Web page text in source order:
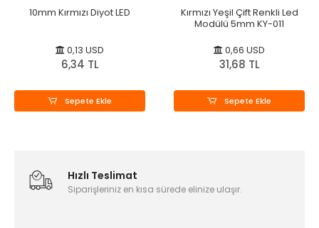
10mm Kırmızı Diyot LED
0,13 USD
6,34 TL
Sepete Ekle
Kırmızı Yeşil Çift Renkli Led
Modülü 5mm KY-011
0,66 USD
31,68 TL
Sepete Ekle
Hızlı Teslimat
Siparişleriniz en kısa sürede elinize ulaşır.